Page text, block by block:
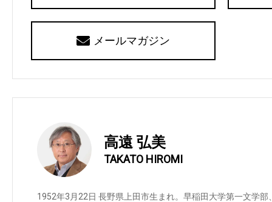
メールマガジン
高遠 弘美
TAKATO HIROMI
1952年3月22日 長野県上田市生まれ。早稲田大学第一文学